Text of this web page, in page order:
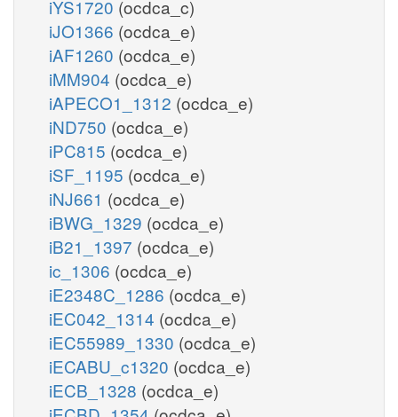
iYS1720 (ocdca_c)
iJO1366 (ocdca_e)
iAF1260 (ocdca_e)
iMM904 (ocdca_e)
iAPECO1_1312 (ocdca_e)
iND750 (ocdca_e)
iPC815 (ocdca_e)
iSF_1195 (ocdca_e)
iNJ661 (ocdca_e)
iBWG_1329 (ocdca_e)
iB21_1397 (ocdca_e)
ic_1306 (ocdca_e)
iE2348C_1286 (ocdca_e)
iEC042_1314 (ocdca_e)
iEC55989_1330 (ocdca_e)
iECABU_c1320 (ocdca_e)
iECB_1328 (ocdca_e)